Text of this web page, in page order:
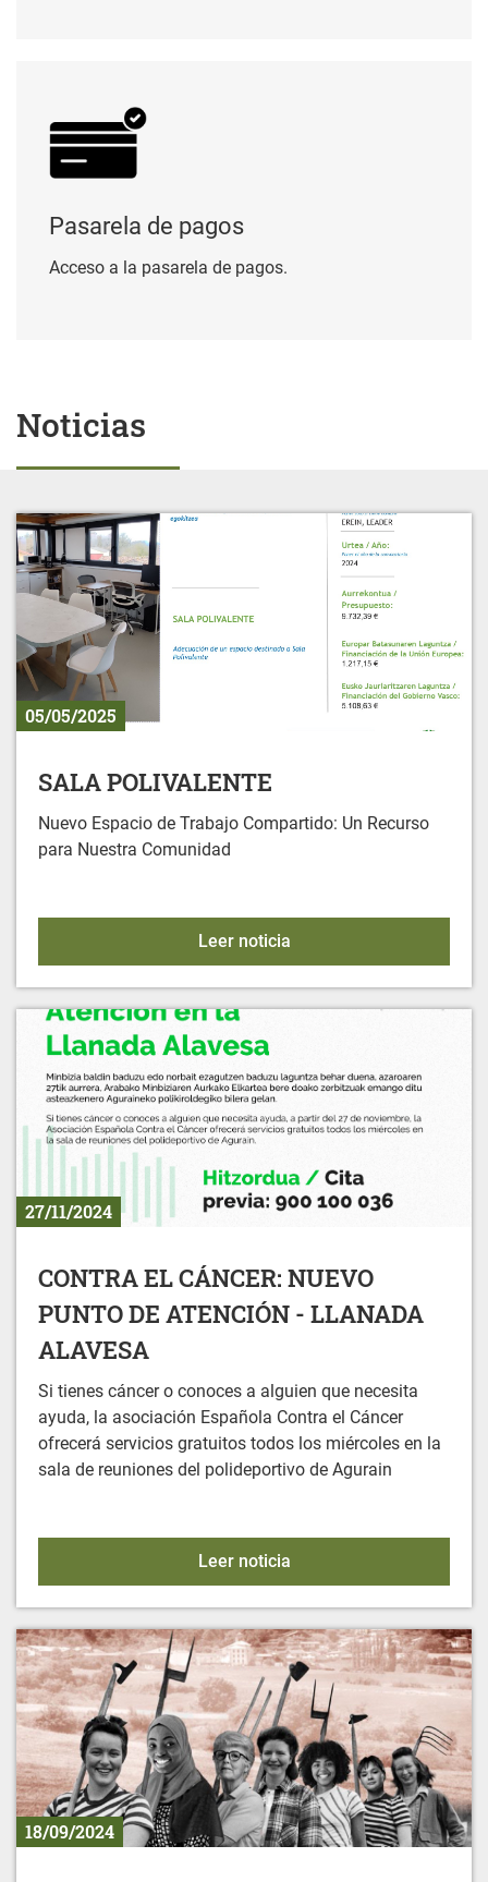
Pasarela de pagos
Acceso a la pasarela de pagos.
Noticias
05/05/2025
SALA POLIVALENTE
Nuevo Espacio de Trabajo Compartido: Un Recurso
para Nuestra Comunidad
Leer noticiaSALA POLIVALENTE
27/11/2024
CONTRA EL CÁNCER: NUEVO
PUNTO DE ATENCIÓN - LLANADA
ALAVESA
Si tienes cáncer o conoces a alguien que necesita
ayuda, la asociación Española Contra el Cáncer
ofrecerá servicios gratuitos todos los miércoles en la
sala de reuniones del polideportivo de Agurain
Leer noticiaCONTRA EL CÁNCER:
18/09/2024